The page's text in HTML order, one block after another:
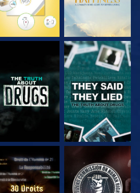
REGARDER REGARDER
REGARDER REGARDER